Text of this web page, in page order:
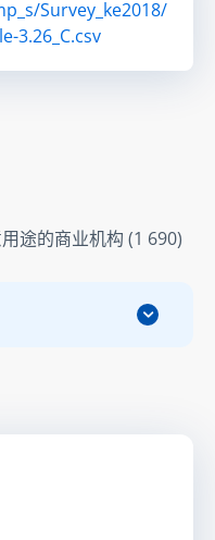
Survey_ke2018/
3.26_C.csv
途的商业机构 (1 690)